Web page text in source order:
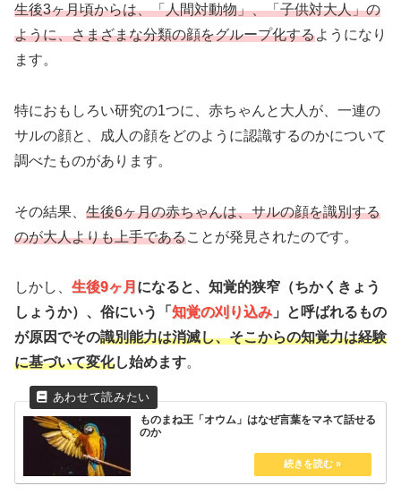
生後3ヶ月頃からは、「人間対動物」、「子供対大人」の
ように、さまざまな分類の顔をグループ化するようになり
ます。
特におもしろい研究の1つに、赤ちゃんと大人が、一連の
サルの顔と、成人の顔をどのように認識するのかについて
調べたものがあります。
その結果、 生後6ヶ月の赤ちゃんは、サルの顔を識別する
のが大人よりも上手であることが発見されたのです。
しかし、 生後9ヶ月 になると、知覚的狭窄（ちかくきょう
しょうか）、俗にいう「 知覚の刈り込み」と呼ばれるもの
が原因でその識別能力は消滅し、そこからの知覚力は経験
に基づいて変化し始めます。
ものまね王「オウム」はなぜ言葉をマネて話せる
のか